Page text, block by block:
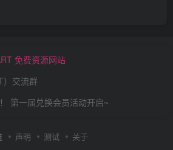
免费资源网站
）交流群
第一届兑换会员活动开启~
声明 测试 关于